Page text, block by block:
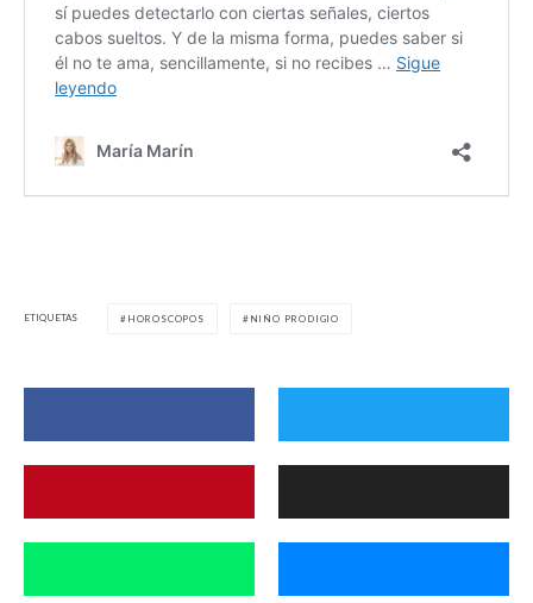
ETIQUETAS HOROSCOPOS NIÑO PRODIGIO